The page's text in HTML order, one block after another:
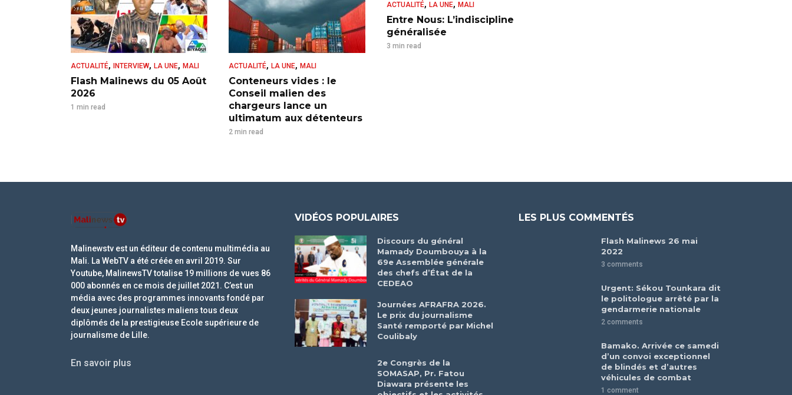
ACTUALITÉ, INTERVIEW, LA UNE, MALI
Flash Malinews du 05 Août
2026
1 min read
ACTUALITÉ, LA UNE, MALI
Conteneurs vides : le
Conseil malien des
chargeurs lance un
ultimatum aux détenteurs
2 min read
ACTUALITÉ, LA UNE, MALI
Entre Nous: L’indiscipline
généralisée
3 min read
Malinewstv est un éditeur de contenu multimédia au
Mali. La WebTV a été créée en avril 2019. Sur
Youtube, MalinewsTV totalise 19 millions de vues 86
000 abonnés en ce mois de juillet 2021. C’est un
média avec des programmes innovants fondé par
deux jeunes journalistes maliens tous deux
diplômés de la prestigieuse Ecole supérieure de
journalisme de Lille.
En savoir plus
VIDÉOS POPULAIRES
Discours du général
Mamady Doumbouya à la
69e Assemblée générale
des chefs d’État de la
CEDEAO
Journées AFRAFRA 2026.
Le prix du journalisme
Santé remporté par Michel
Coulibaly
2e Congrès de la
SOMASAP, Pr. Fatou
Diawara présente les
LES PLUS COMMENTÉS
Flash Malinews 26 mai
2022
3 comments
Urgent: Sékou Tounkara dit
le politologue arrêté par la
gendarmerie nationale
2 comments
Bamako. Arrivée ce samedi
d’un convoi exceptionnel
de blindés et d’autres
véhicules de combat
1 comment